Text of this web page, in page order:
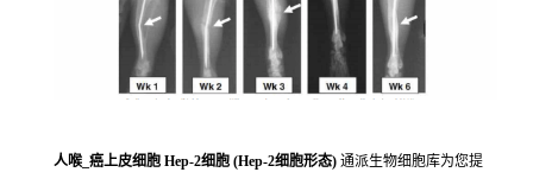
人喉_癌上皮细胞 Hep-2细胞 (Hep-2细胞形态) 通派生物细胞库为您提